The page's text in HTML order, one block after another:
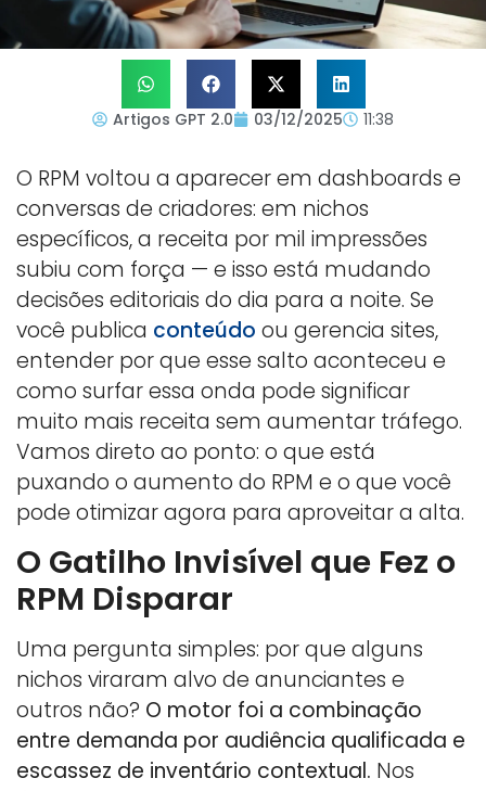
Artigos GPT 2.0 03/12/2025 11:38
O RPM voltou a aparecer em dashboards e
conversas de criadores: em nichos
específicos, a receita por mil impressões
subiu com força — e isso está mudando
decisões editoriais do dia para a noite. Se
você publica conteúdo ou gerencia sites,
entender por que esse salto aconteceu e
como surfar essa onda pode significar
muito mais receita sem aumentar tráfego.
Vamos direto ao ponto: o que está
puxando o aumento do RPM e o que você
pode otimizar agora para aproveitar a alta.
O Gatilho Invisível que Fez o
RPM Disparar
Uma pergunta simples: por que alguns
nichos viraram alvo de anunciantes e
outros não? O motor foi a combinação
entre demanda por audiência qualificada e
escassez de inventário contextual. Nos